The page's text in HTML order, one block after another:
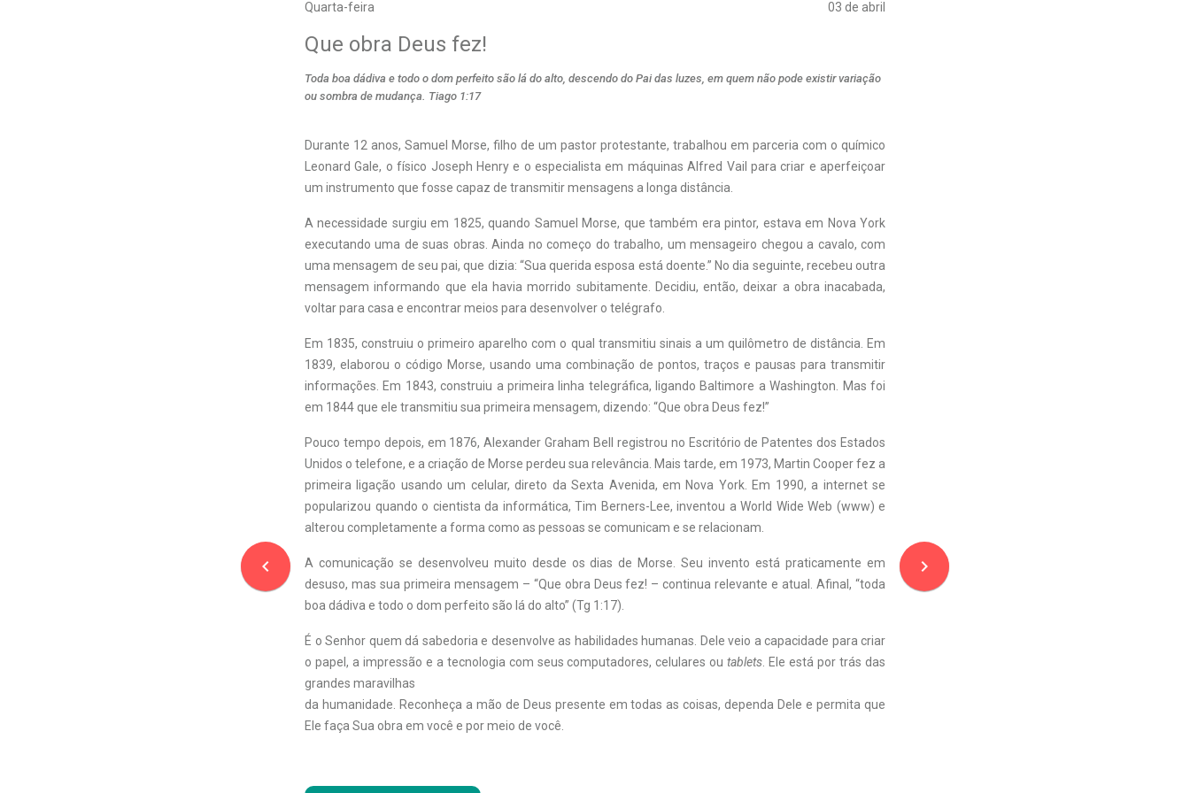
Quarta-feira 03 de abril
navigate_before
Que obra Deus fez!
Toda boa dádiva e todo o dom perfeito são lá do alto, descendo do Pai das luzes, em quem não pode existir variação
ou sombra de mudança. Tiago 1:17
Durante 12 anos, Samuel Morse, filho de um pastor protestante, trabalhou em parceria com o químico
Leonard Gale, o físico Joseph Henry e o especialista em máquinas Alfred Vail para criar e aperfeiçoar
um instrumento que fosse capaz de transmitir mensagens a longa distância.
A necessidade surgiu em 1825, quando Samuel Morse, que também era pintor, estava em Nova York
executando uma de suas obras. Ainda no começo do trabalho, um mensageiro chegou a cavalo, com
uma mensagem de seu pai, que dizia: “Sua querida esposa está doente.” No dia seguinte, recebeu outra
mensagem informando que ela havia morrido subitamente. Decidiu, então, deixar a obra inacabada,
voltar para casa e encontrar meios para desenvolver o telégrafo.
Em 1835, construiu o primeiro aparelho com o qual transmitiu sinais a um quilômetro de distância. Em
1839, elaborou o código Morse, usando uma combinação de pontos, traços e pausas para transmitir
informações. Em 1843, construiu a primeira linha telegráfica, ligando Baltimore a Washington. Mas foi
em 1844 que ele transmitiu sua primeira mensagem, dizendo: “Que obra Deus fez!”
Pouco tempo depois, em 1876, Alexander Graham Bell registrou no Escritório de Patentes dos Estados
Unidos o telefone, e a criação de Morse perdeu sua relevância. Mais tarde, em 1973, Martin Cooper fez a
primeira ligação usando um celular, direto da Sexta Avenida, em Nova York. Em 1990, a internet se
popularizou quando o cientista da informática, Tim Berners-Lee, inventou a World Wide Web (www) e
alterou completamente a forma como as pessoas se comunicam e se relacionam.
A comunicação se desenvolveu muito desde os dias de Morse. Seu invento está praticamente em
desuso, mas sua primeira mensagem – “Que obra Deusfez! – continua relevante e atual. Afinal, “toda
boa dádiva e todo o dom perfeito são lá do alto” (Tg 1:17).
É o Senhor quem dá sabedoria e desenvolve as habilidades humanas. Dele veio a capacidade para criar
o papel, a impressão e a tecnologia com seus ­computadores, celulares outablets . Ele está por trás das
grandes maravilhas
da humanidade. Reconheça a mão de Deus presente em todas as coisas, dependa Dele e permita que
Ele faça Sua obra em você e por meio de você.
navigate_next